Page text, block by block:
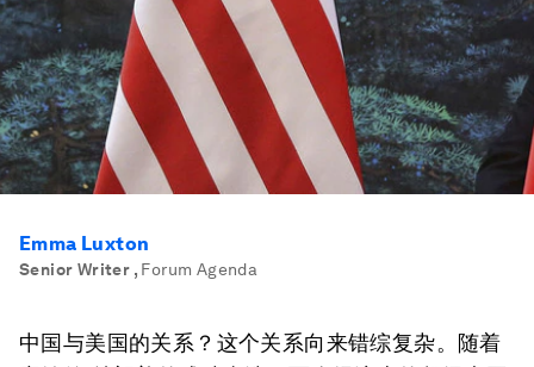
Emma Luxton
Senior Writer , Forum Agenda
中国与美国的关系？这个关系向来错综复杂。随着